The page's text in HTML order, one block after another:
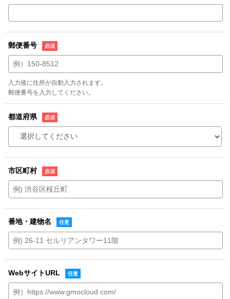
郵便番号
入力後に住所が自動入力されます。
郵便番号を入力してください。
都道府県
市区町村
番地・建物名
WebサイトURL